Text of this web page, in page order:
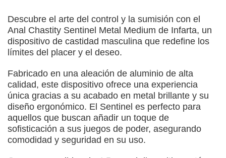
Descubre el arte del control y la sumisión con el
Anal Chastity Sentinel Metal Medium de Infarta, un
dispositivo de castidad masculina que redefine los
límites del placer y el deseo.
Fabricado en una aleación de aluminio de alta
calidad, este dispositivo ofrece una experiencia
única gracias a su acabado en metal brillante y su
diseño ergonómico. El Sentinel es perfecto para
aquellos que buscan añadir un toque de
sofisticación a sus juegos de poder, asegurando
comodidad y seguridad en su uso.